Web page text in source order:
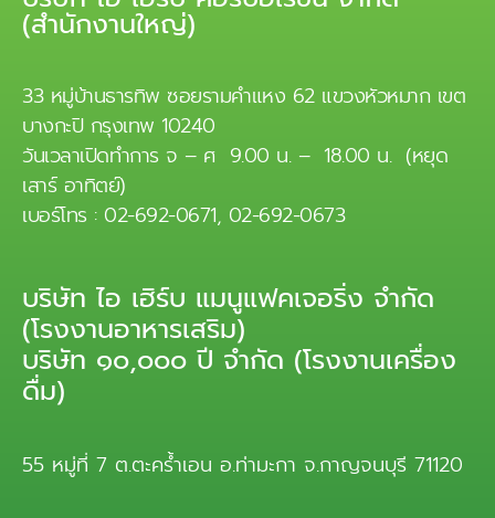
(สำนักงานใหญ่)
33 หมู่บ้านธารทิพ ซอยรามคำแหง 62 แขวงหัวหมาก เขต
บางกะปิ กรุงเทพ 10240
วันเวลาเปิดทำการ จ – ศ 9.00 น. – 18.00 น. (หยุด
เสาร์ อาทิตย์)
เบอร์โทร : 02-692-0671, 02-692-0673
บริษัท ไอ เฮิร์บ แมนูแฟคเจอริ่ง จำกัด
(โรงงานอาหารเสริม)
บริษัท ๑๐,๐๐๐ ปี จำกัด (โรงงานเครื่อง
ดื่ม)
55 หมู่ที่ 7 ต.ตะคร้ำเอน อ.ท่ามะกา จ.กาญจนบุรี 71120